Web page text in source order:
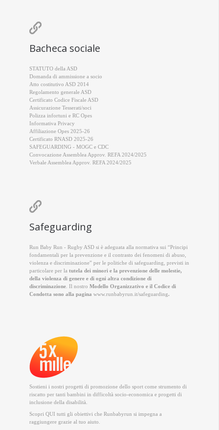

Bacheca sociale
STATUTO della ASD
Domanda di ammissione a socio
Atto costitutivo ASD 2014
Regolamento generale ASD
Certificato Codice Fiscale ASD
Assicurazione Tesserati/soci
Polizza infortuni e RC Opes
Informativa Privacy
Affiliazione Opes 2025-26
Certificato RNASD 2025-26
SAFEGUARDING - MOGC e CDC
Convocazione Assemblea Approv. REFA 2024/2025
Verbale Assemblea Approv. REFA 2024/2025

Safeguarding
Run Baby Run - Rugby ASD si è adeguata alla normativa sui “Principi
fondamentali per la prevenzione e il contrasto dei fenomeni di abuso,
violenza e discriminazione” per le politiche di safeguarding, previsti in
particolare per la tutela dei minori e la prevenzione delle molestie,
della violenza di genere e di ogni altra condizione di
discriminazione . Il nostro Modello Organizzativo e il Codice di
Condotta sono alla pagina www.runbabyrun.it/safeguarding.
Sostieni i nostri progetti di promozione dello sport come strumento di
riscatto per tanti bambini in difficoltà socio-economica e progetti di
inclusione della disabilità.
Scopri QUI tutti gli obiettivi che Runbabyrun si impegna a
raggiungere grazie al tuo aiuto.